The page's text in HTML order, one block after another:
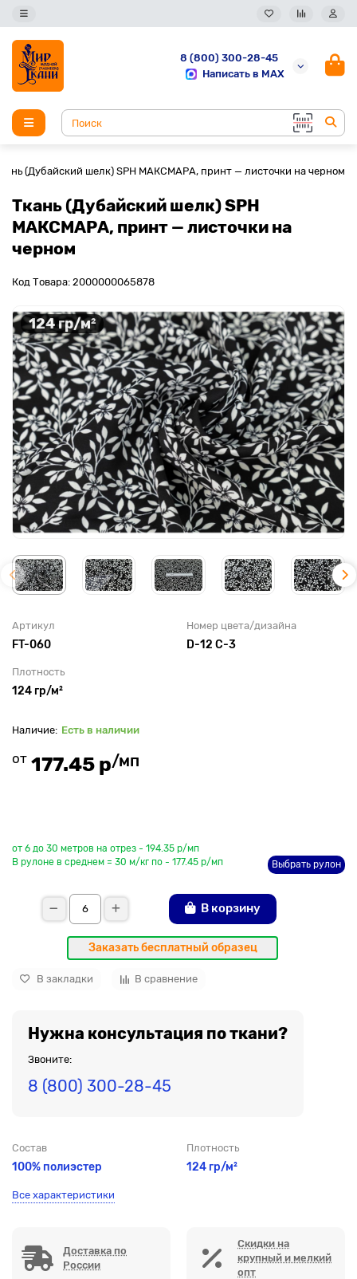
8 (800) 300-28-45
Написать в MAX
(Дубайский шелк) SPH МАКСМАРА, принт — листочки на черном
Ткань (Дубайский шелк) SPH
МАКСМАРА, принт — листочки на
черном
Код Товара: 2000000065878
124 гр/м²
Артикул
FT-060
Номер цвета/дизайна
D-12 C-3
Плотность
124 гр/м²
Есть в наличии
от 177.45 р/мп
от 6 до 30 метров на отрез - 194.35 р/мп
В рулоне в среднем = 30 м/кг по - 177.45 р/мп
Выбрать рулон
В корзину
Заказать бесплатный образец
В закладки В сравнение
Нужна консультация по ткани?
Звоните:
8 (800) 300-28-45
Состав
100% полиэстер
Плотность
124 гр/м²
Все характеристики
Доставка по
России
Скидки на
крупный и мелкий
опт